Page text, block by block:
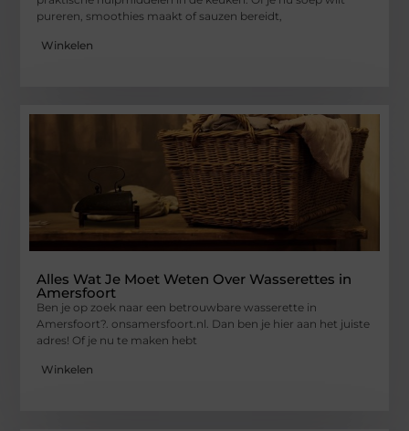
pureren, smoothies maakt of sauzen bereidt,
Winkelen
Alles Wat Je Moet Weten Over Wasserettes in
Amersfoort
Ben je op zoek naar een betrouwbare wasserette in
Amersfoort?. onsamersfoort.nl. Dan ben je hier aan het juiste
adres! Of je nu te maken hebt
Winkelen